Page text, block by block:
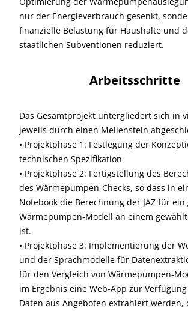
nur der Energieverbrauch gesenkt,
finanzielle Belastung für Haushalte und
staatlichen Subventionen reduziert.
Arbeitsschritte
Das Gesamtprojekt untergliedert sich in
jeweils durch einen Meilenstein
• Projektphase 1: Festlegung der
technischen Spezifikation
• Projektphase 2: Fertigstellung des
des Wärmepumpen-Checks, so dass in
Notebook die Berechnung der JAZ für ein
Wärmepumpen-Modell an einem
ist.
• Projektphase 3: Implementierung der
und der Sprachmodelle für
für den Vergleich von Wärmepumpen-
im Ergebnis eine Web-App zur
Daten aus Angeboten extrahiert werden,